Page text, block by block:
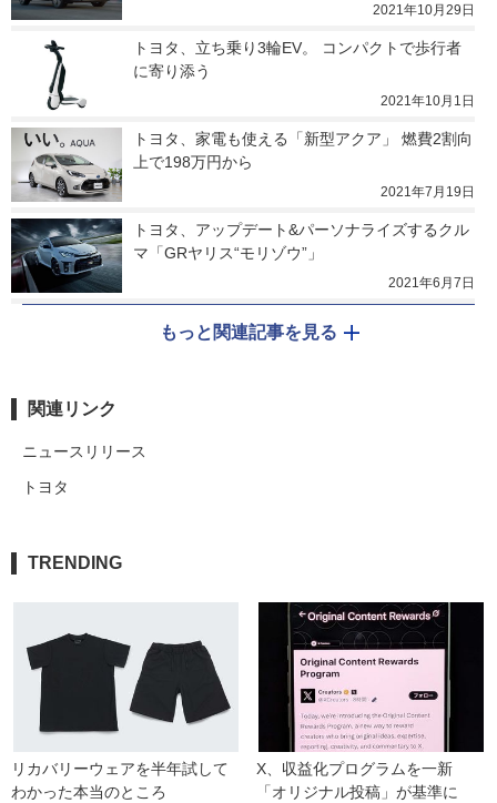
2021年10月29日
トヨタ、立ち乗り3輪EV。 コンパクトで歩行者
に寄り添う
2021年10月1日
トヨタ、家電も使える「新型アクア」 燃費2割向
上で198万円から
2021年7月19日
トヨタ、アップデート&パーソナライズするクル
マ「GRヤリス“モリゾウ”」
2021年6月7日
もっと関連記事を見る
関連リンク
ニュースリリース
トヨタ
TRENDING
リカバリーウェアを半年試して
わかった本当のところ
X、収益化プログラムを一新
「オリジナル投稿」が基準に